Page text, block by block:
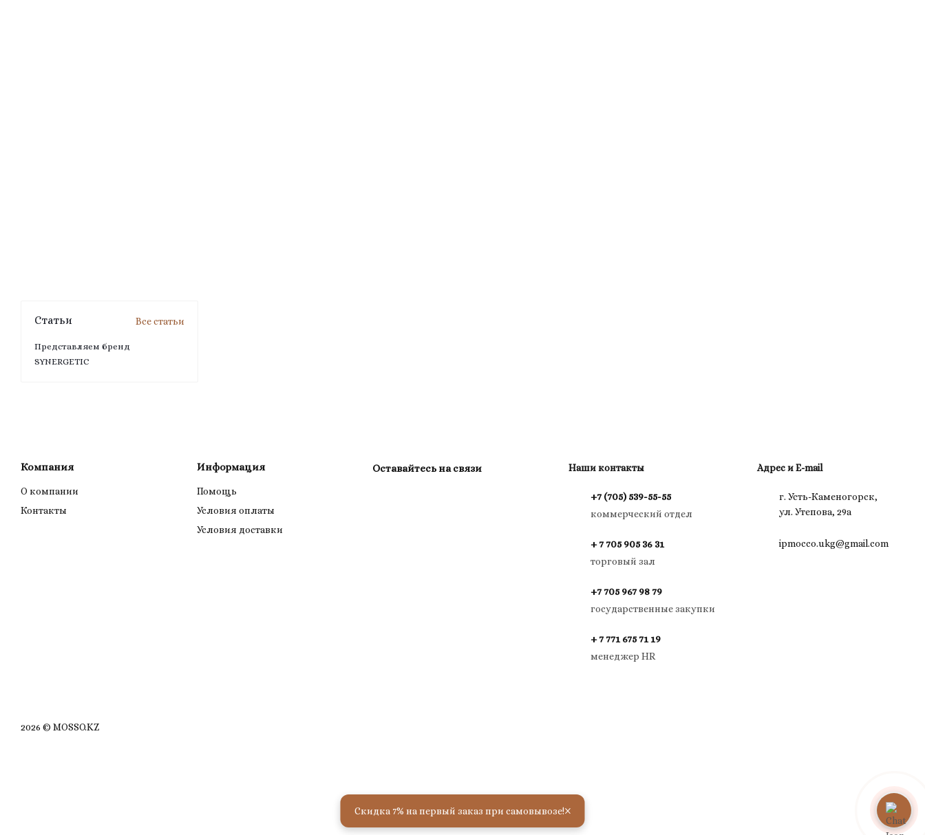
Скидка 7% на первый заказ при самовывозе!×
Статьи Все статьи
Представляем бренд
SYNERGETIC
Компания
О компании
Контакты
Информация
Помощь
Условия оплаты
Условия доставки
Оставайтесь на связи Наши контакты
+7 (705) 539-55-55
коммерческий отдел
+ 7 705 905 36 31
торговый зал
+7 705 967 98 79
государственные закупки
+ 7 771 675 71 19
менеджер HR
Адрес и E-mail
г. Усть-Каменогорск,
ул. Утепова, 29а
ipmocco.ukg@gmail.com
2026 © MOSSO.KZ